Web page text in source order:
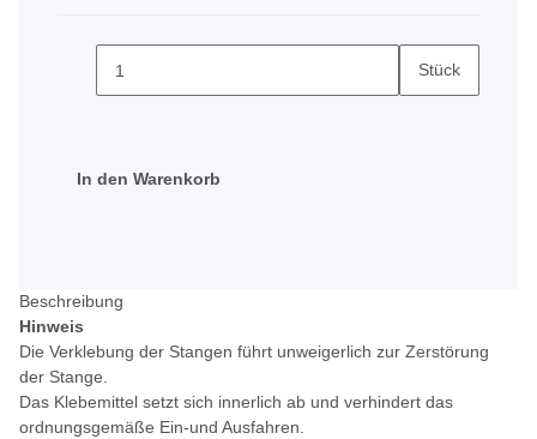
Stück
In den Warenkorb
Beschreibung
Hinweis
Die Verklebung der Stangen führt unweigerlich zur Zerstörung
der Stange.
Das Klebemittel setzt sich innerlich ab und verhindert das
ordnungsgemäße Ein-und Ausfahren.